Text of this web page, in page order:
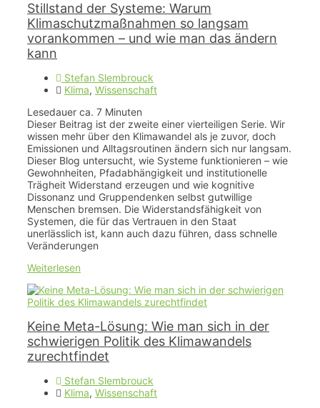
Stillstand der Systeme: Warum
Klimaschutzmaßnahmen so langsam
vorankommen – und wie man das ändern
kann
Stefan Slembrouck
Klima, Wissenschaft
Lesedauer ca. 7 Minuten
Dieser Beitrag ist der zweite einer vierteiligen Serie. Wir
wissen mehr über den Klimawandel als je zuvor, doch
Emissionen und Alltagsroutinen ändern sich nur langsam.
Dieser Blog untersucht, wie Systeme funktionieren – wie
Gewohnheiten, Pfadabhängigkeit und institutionelle
Trägheit Widerstand erzeugen und wie kognitive
Dissonanz und Gruppendenken selbst gutwillige
Menschen bremsen. Die Widerstandsfähigkeit von
Systemen, die für das Vertrauen in den Staat
unerlässlich ist, kann auch dazu führen, dass schnelle
Veränderungen
Weiterlesen
Keine Meta-Lösung: Wie man sich in der
schwierigen Politik des Klimawandels
zurechtfindet
Stefan Slembrouck
Klima, Wissenschaft